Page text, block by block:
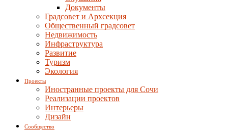
Документы
Градсовет и Архсекция
Общественный градсовет
Недвижимость
Инфраструктура
Развитие
Туризм
Экология
Проекты
Иностранные проекты для Сочи
Реализации проектов
Интерьеры
Дизайн
Сообщество